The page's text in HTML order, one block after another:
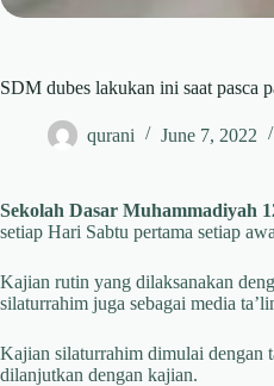
SDM dubes lakukan ini saat pasca
qurani June 7, 2022
Sekolah Dasar Muhammadiyah
setiap Hari Sabtu pertama setiap
Kajian rutin yang dilaksanakan
silaturrahim juga sebagai media
Kajian silaturrahim dimulai dengan
dilanjutkan dengan kajian.